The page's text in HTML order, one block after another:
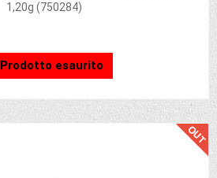
1,20g (750284)
Prodotto esaurito